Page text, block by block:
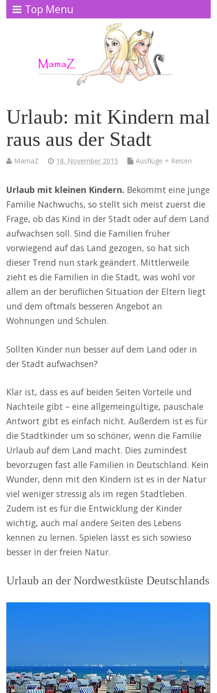
Top Menu
Urlaub: mit Kindern mal
raus aus der Stadt
MamaZ 18. November 2015 Ausflüge + Reisen
Urlaub mit kleinen Kindern. Bekommt eine junge
Familie Nachwuchs, so stellt sich meist zuerst die
Frage, ob das Kind in der Stadt oder auf dem Land
aufwachsen soll. Sind die Familien früher
vorwiegend auf das Land gezogen, so hat sich
dieser Trend nun stark geändert. Mittlerweile
zieht es die Familien in die Stadt, was wohl vor
allem an der beruflichen Situation der Eltern liegt
und dem oftmals besseren Angebot an
Wohnungen und Schulen.
Sollten Kinder nun besser auf dem Land oder in
der Stadt aufwachsen?
Klar ist, dass es auf beiden Seiten Vorteile und
Nachteile gibt – eine allgemeingültige, pauschale
Antwort gibt es einfach nicht. Außerdem ist es für
die Stadtkinder um so schöner, wenn die Familie
Urlaub auf dem Land macht. Dies zumindest
bevorzugen fast alle Familien in Deutschland. Kein
Wunder, denn mit den Kindern ist es in der Natur
viel weniger stressig als im regen Stadtleben.
Zudem ist es für die Entwicklung der Kinder
wichtig, auch mal andere Seiten des Lebens
kennen zu lernen. Spielen lässt es sich sowieso
besser in der freien Natur.
Urlaub an der Nordwestküste Deutschlands